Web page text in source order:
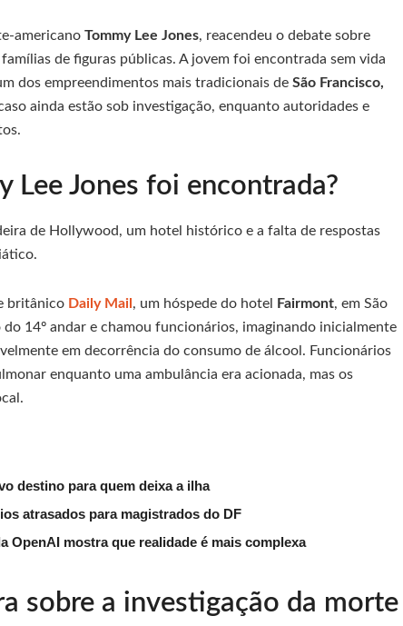
americano Tommy Lee Jones, reacendeu o debate sobre
de figuras públicas. A jovem foi encontrada sem vida
dos empreendimentos mais tradicionais de São Francisco,
ainda estão sob investigação, enquanto autoridades e
Lee Jones foi encontrada?
de Hollywood, um hotel histórico e a falta de respostas
britânico Daily Mail , um hóspede do hotel Fairmont, em São
14º andar e chamou funcionários, imaginando inicialmente
em decorrência do consumo de álcool. Funcionários
enquanto uma ambulância era acionada, mas os
destino para quem deixa a ilha
atrasados para magistrados do DF
OpenAI mostra que realidade é mais complexa
sobre a investigação da morte